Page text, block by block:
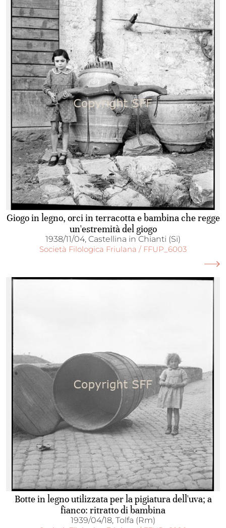
Giogo in legno, orci in terracotta e bambina che regge
un'estremità del giogo
1938/11/04, Castellina in Chianti (Si)
Società Filologica Friulana / FFUP_6003
Botte in legno utilizzata per la pigiatura dell'uva; a
fianco: ritratto di bambina
1939/04/18, Tolfa (Rm)